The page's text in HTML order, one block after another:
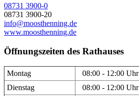
08731 3900-0
08731 3900-20
info@moosthenning.de
www.moosthenning.de
Öffnungszeiten des Rathauses
Montag 08:00 - 12:00 Uhr
Dienstag
08:00 - 12:00 Uhr